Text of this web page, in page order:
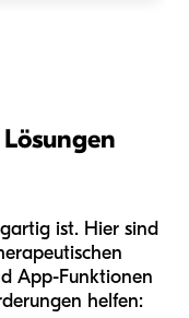
ist. Hier sind
App-Funktionen
helfen: